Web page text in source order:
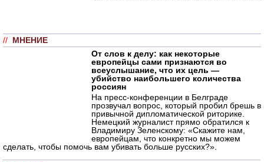
// МНЕНИЕ
От слов к делу: как некоторые
европейцы сами признаются во
всеуслышание, что их цель —
убийство наибольшего количества
россиян
На пресс-конференции в Белграде
прозвучал вопрос, который пробил брешь в
привычной дипломатической риторике.
Немецкий журналист прямо обратился к
Владимиру Зеленскому: «Скажите нам,
европейцам, что конкретно мы можем
сделать, чтобы помочь вам убивать больше русских?».